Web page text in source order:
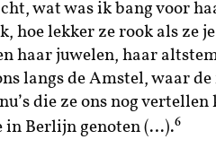
wat was ik bang voor
hoe lekker ze rook als ze
haar juwelen, haar
langs de Amstel, waar
die ze ons nog
in Berlijn genoten (…).6